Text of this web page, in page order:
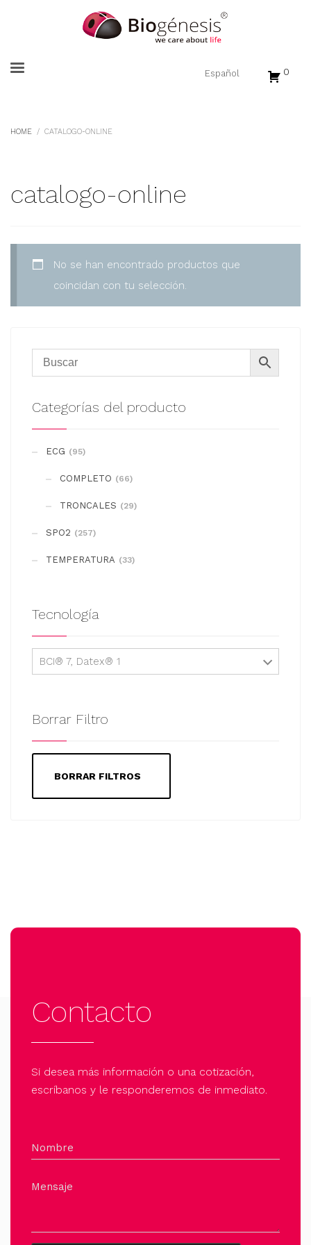
0
HOME CATALOGO-ONLINE
catalogo-online
No se han encontrado productos que
coincidan con tu selección.
Categorías del producto
ECG (95)
COMPLETO (66)
TRONCALES (29)
SPO2 (257)
TEMPERATURA (33)
Tecnología
BCI® 7, Datex® 1
Borrar Filtro
BORRAR FILTROS
Contacto
Si desea más información o una cotización,
escríbanos y le responderemos de inmediato.
Nombre
Mensaje